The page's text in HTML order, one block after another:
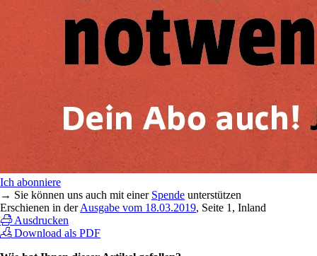
Ich abonniere
→ Sie können uns auch mit einer Spende unterstützen
Erschienen in derAusgabe vom 18.03.2019, Seite 1, Inland
Ausdrucken
Download als PDF